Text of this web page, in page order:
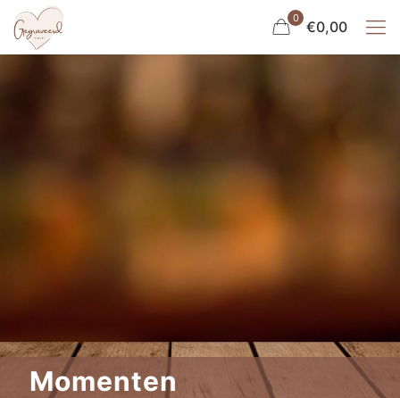
0 €0,00
Momenten